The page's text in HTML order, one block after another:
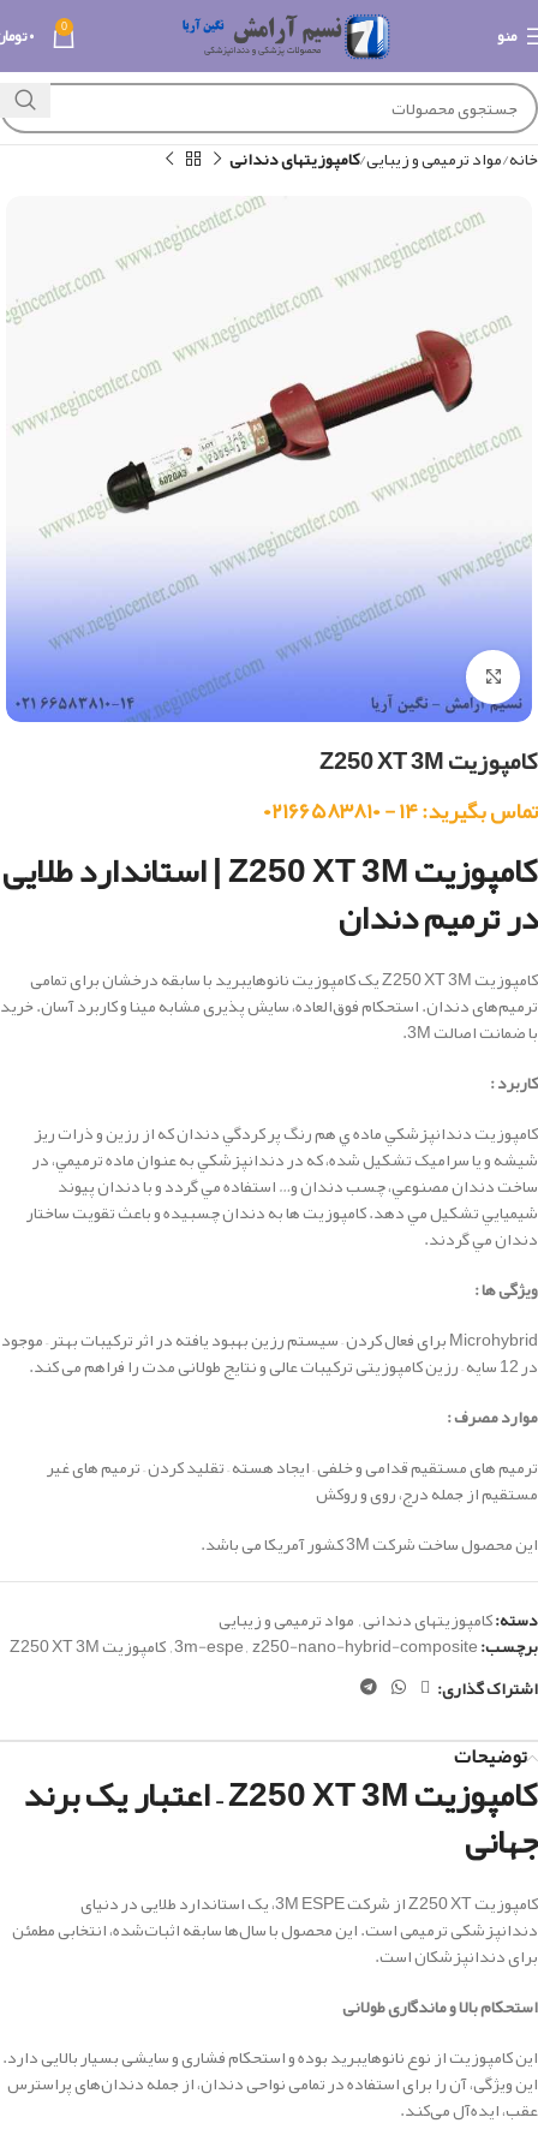
منو 0 ۰
خانه مواد ترمیمی و زیبایی کامپوزیتهای دندانی
بزرگنمایی تصویر
کامپوزیت Z250 XT 3M
تماس بگیرید: ۱۴ - ۰۲۱۶۶۵۸۳۸۱۰
کامپوزیت Z250 XT 3M | استاندارد طلایی
در ترمیم دندان
کامپوزیت Z250 XT 3M یک کامپوزیت نانوهایبرید با سابقه درخشان برای تمامی
ترمیم‌های دندان. استحکام فوق‌العاده، سایش پذیری مشابه مینا و کاربرد آسان. خرید
با ضمانت اصالت 3M.
کاربرد :
كامپوزيت دندانپزشكي ماده ي هم رنگ پر کردگي دندان که از رزين و ذرات ريز
شيشه و يا سراميک تشکيل شده، كه در دندانپزشكي به عنوان ماده ترميمي، در
ساخت دندان مصنوعي، چسب دندان و… استفاده مي گردد و با دندان پيوند
شيميايي تشکيل مي دهد. كامپوزيت ها به دندان چسبيده و باعث تقويت ساختار
دندان مي گردند.
ویژگی ها :
Microhybrid برای فعال کردن – سیستم رزین بهبود یافته در اثر ترکیبات بهتر –
موجود
در 12 سایه –
رزین کامپوزیتی ترکیبات عالی و نتایج طولانی مدت را فراهم می کند.
موارد مصرف :
ترمیم های مستقیم قدامی و خلفی –ایجاد هسته –تقلید کردن –ترمیم های غیر
مستقیم از جمله درج، روی و روکش
این محصول ساخت شرکت 3M کشور آمریکا می باشد.
دسته:کامپوزیتهای دندانی,مواد ترمیمی و زیبایی
برچسب: 3m-espe,z250-nano-hybrid-composite
,کامپوزیت Z250 XT 3M
اشتراک گذاری:
توضیحات
کامپوزیت Z250 XT 3M – اعتبار یک برند
جهانی
کامپوزیت Z250 XT از شرکت 3M ESPE، یک استاندارد طلایی در دنیای
دندانپزشکی ترمیمی است. این محصول با سال‌ها سابقه اثبات‌شده، انتخابی مطمئن
برای دندانپزشکان است.
استحکام بالا و ماندگاری طولانی
این کامپوزیت از نوع نانوهایبرید بوده و استحکام فشاری و سایشی بسیار بالایی دارد.
این ویژگی، آن را برای استفاده در تمامی نواحی دندان، از جمله دندان‌های پراسترس
عقب، ایده‌آل می‌کند.